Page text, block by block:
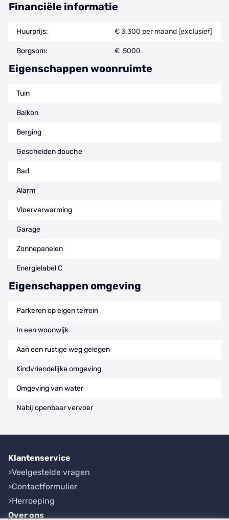
Financiële informatie
Huurprijs: € 3.300 per maand (exclusief)
Borgsom: € 5000
Eigenschappen woonruimte
Tuin
Balkon
Berging
Gescheiden douche
Bad
Alarm
Vloerverwarming
Garage
Zonnepanelen
Energielabel C
Eigenschappen omgeving
Parkeren op eigen terrein
In een woonwijk
Aan een rustige weg gelegen
Kindvriendelijke omgeving
Omgeving van water
Nabij openbaar vervoer
Klantenservice
Veelgestelde vragen
Contactformulier
Herroeping
Over ons